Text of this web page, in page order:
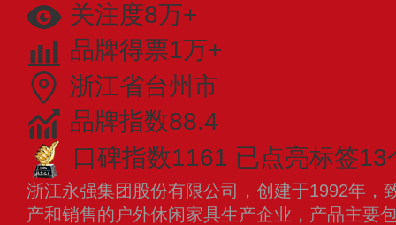
关注度8万+
品牌得票1万+
浙江省台州市
品牌指数88.4
口碑指数1161 已点亮标签13
浙江永强集团股份有限公司，创建于1992年，
产和销售的户外休闲家具生产企业，产品主要